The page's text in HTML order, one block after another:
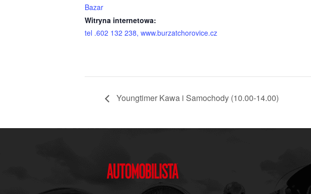
Bazar
Witryna internetowa:
tel .602 132 238, www.burzatchorovice.cz
Youngtimer Kawa i Samochody (10.00-14.00)